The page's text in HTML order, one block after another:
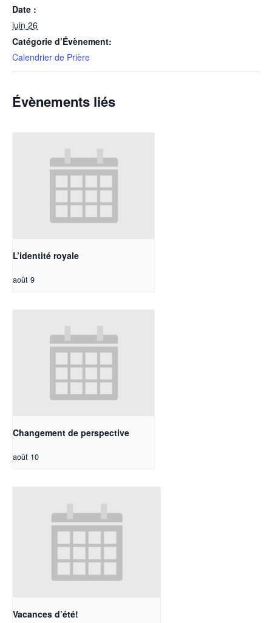
Date :
juin 26
Catégorie d’Évènement:
Calendrier de Prière
Évènements liés
L’identité royale
août 9
Changement de perspective
août 10
Vacances d’été!